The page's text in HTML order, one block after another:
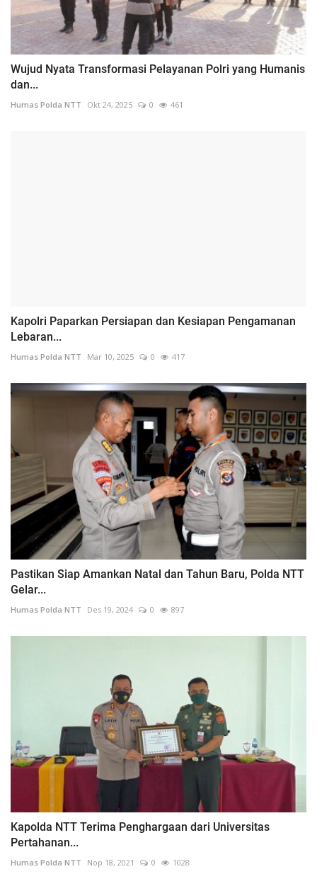
Wujud Nyata Transformasi Pelayanan Polri yang Humanis
dan...
Humas Polda NTT Okt 24, 2025 0 461
Kapolri Paparkan Persiapan dan Kesiapan Pengamanan
Lebaran...
Humas Polda NTT Mar 10, 2025 0 417
Pastikan Siap Amankan Natal dan Tahun Baru, Polda NTT
Gelar...
Humas Polda NTT Des 19, 2024 0 897
Kapolda NTT Terima Penghargaan dari Universitas
Pertahanan...
Humas Polda NTT Nop 18, 2021 0 1028